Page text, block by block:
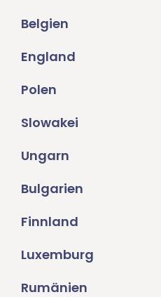
Belgien
England
Polen
Slowakei
Ungarn
Bulgarien
Finnland
Luxemburg
Rumänien